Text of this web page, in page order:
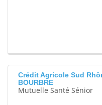
Crédit Agricole Sud
BOURBRE
Mutuelle Santé Sénior